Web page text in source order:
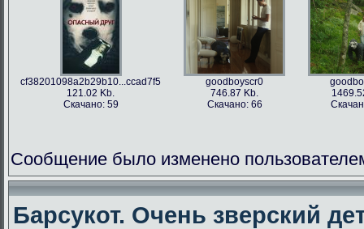
cf38201098a2b29b10...ccad7f5
121.02 Kb.
Скачано: 59
goodboyscr0
746.87 Kb.
Скачано: 66
Сообщение было изменено
Барсукот. Очень зверский